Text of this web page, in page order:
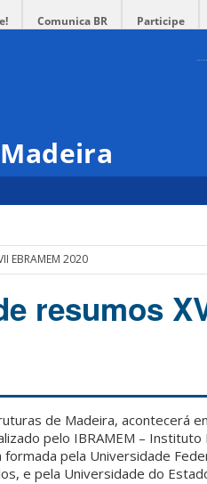
Comunica BR Participe
EBRAMEM 2020
resumos
de Madeira, acontecerá
pelo IBRAMEM – Instituto
pela Universidade
e pela Universidade do